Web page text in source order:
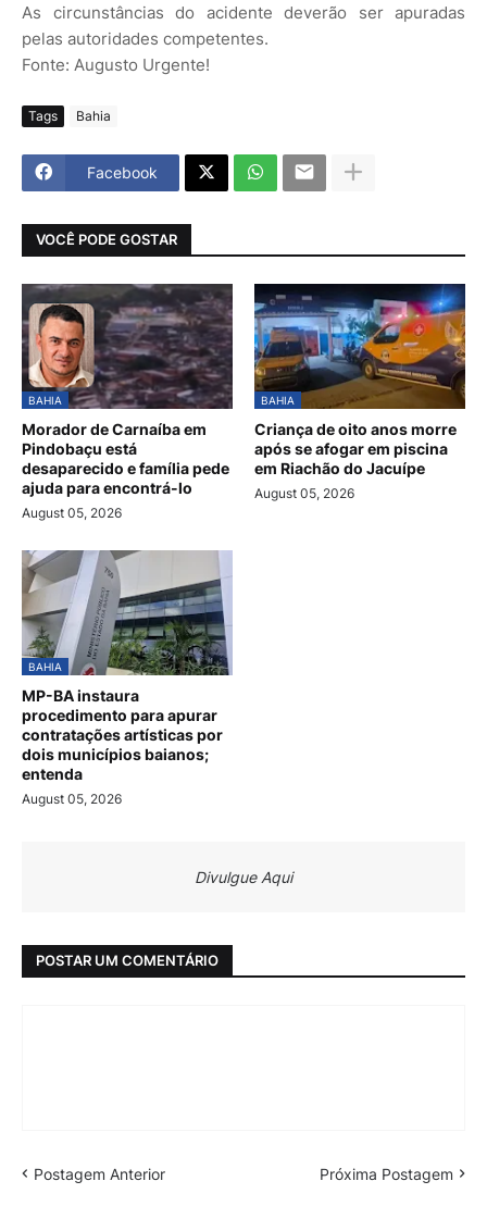
As circunstâncias do acidente deverão ser apuradas
pelas autoridades competentes.
Fonte: Augusto Urgente!
Tags Bahia
Facebook
VOCÊ PODE GOSTAR
BAHIA
Morador de Carnaíba em
Pindobaçu está
desaparecido e família pede
ajuda para encontrá-lo
August 05, 2026
BAHIA
Criança de oito anos morre
após se afogar em piscina
em Riachão do Jacuípe
August 05, 2026
BAHIA
MP-BA instaura
procedimento para apurar
contratações artísticas por
dois municípios baianos;
entenda
August 05, 2026
Divulgue Aqui
POSTAR UM COMENTÁRIO
Postagem Anterior Próxima Postagem